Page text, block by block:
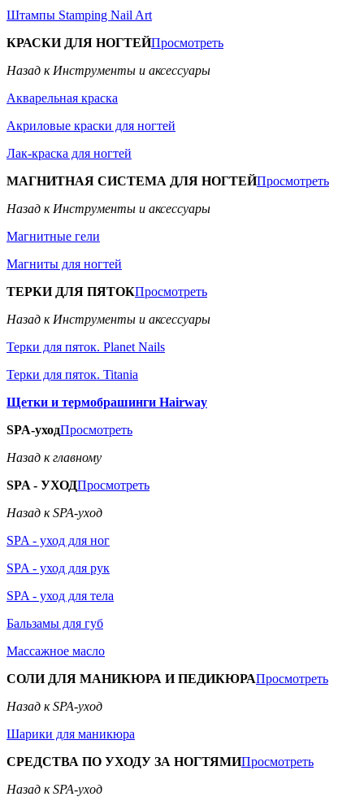
Штампы Stamping Nail Art
КРАСКИ ДЛЯ НОГТЕЙПросмотреть
Назад к Инструменты и аксессуары
Акварельная краска
Акриловые краски для ногтей
Лак-краска для ногтей
МАГНИТНАЯ СИСТЕМА ДЛЯ НОГТЕЙПросмотреть
Назад к Инструменты и аксессуары
Магнитные гели
Магниты для ногтей
ТЕРКИ ДЛЯ ПЯТОКПросмотреть
Назад к Инструменты и аксессуары
Терки для пяток. Planet Nails
Терки для пяток. Titania
Щетки и термобрашинги Hairway
SPA-уходПросмотреть
Назад к главному
SPA - УХОДПросмотреть
Назад к SPA-уход
SPA - уход для ног
SPA - уход для рук
SPA - уход для тела
Бальзамы для губ
Массажное масло
СОЛИ ДЛЯ МАНИКЮРА И ПЕДИКЮРАПросмотреть
Назад к SPA-уход
Шарики для маникюра
СРЕДСТВА ПО УХОДУ ЗА НОГТЯМИПросмотреть
Назад к SPA-уход